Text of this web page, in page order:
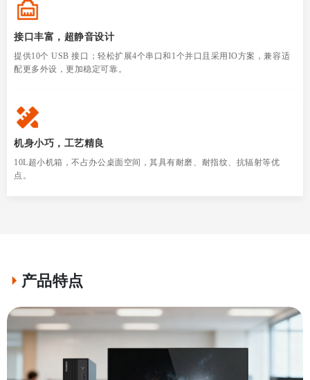
接口丰富，超静音设计
提供10个 USB 接口；轻松扩展4个串口和1个并口且采用IO方案，兼容适
配更多外设，更加稳定可靠。
机身小巧，工艺精良
10L超小机箱，不占办公桌面空间，其具有耐磨、耐指纹、抗辐射等优
点。
产品特点